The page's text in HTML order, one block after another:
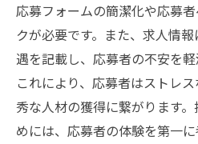
バイトと正社員の両
計画
採用活動を通じて企
法
応募フォームの簡潔化や応募
クが必要です。また、求人情
遇を記載し、応募者の不安を軽
これにより、応募者はストレ
秀な人材の獲得に繋がります
めには、応募者の体験を第一